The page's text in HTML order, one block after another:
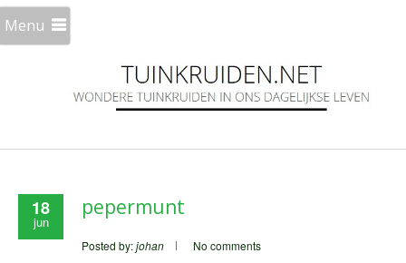
Menu
18
jun
pepermunt
Posted by:johan No comments